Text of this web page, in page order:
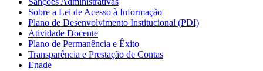
Sobre a Lei de Acesso à Informação
Plano de Desenvolvimento Institucional (PDI)
Atividade Docente
Plano de Permanência e Êxito
Transparência e Prestação de Contas
Enade